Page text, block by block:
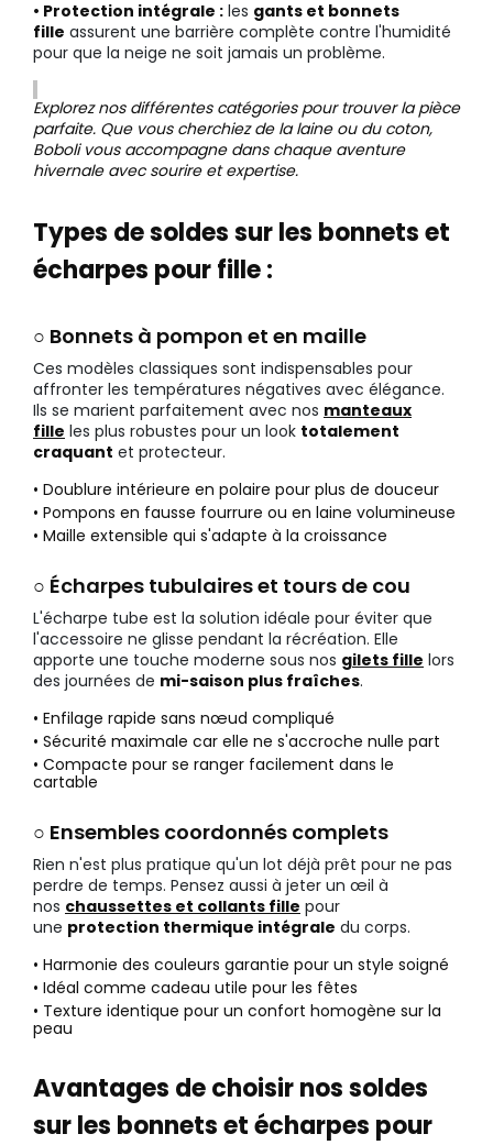
• Protection intégrale : les gants et bonnets
fille assurent une barrière complète contre l'humidité
pour que la neige ne soit jamais un problème.
Explorez nos différentes catégories pour trouver la pièce
parfaite. Que vous cherchiez de la laine ou du coton,
Boboli vous accompagne dans chaque aventure
hivernale avec sourire et expertise.
Types de soldes sur les bonnets et
écharpes pour fille :
○ Bonnets à pompon et en maille
Ces modèles classiques sont indispensables pour
affronter les températures négatives avec élégance.
Ils se marient parfaitement avec nos manteaux
fille les plus robustes pour un look totalement
craquant et protecteur.
• Doublure intérieure en polaire pour plus de douceur
• Pompons en fausse fourrure ou en laine volumineuse
• Maille extensible qui s'adapte à la croissance
○ Écharpes tubulaires et tours de cou
L'écharpe tube est la solution idéale pour éviter que
l'accessoire ne glisse pendant la récréation. Elle
apporte une touche moderne sous nos gilets fille lors
des journées de mi-saison plus fraîches.
• Enfilage rapide sans nœud compliqué
• Sécurité maximale car elle ne s'accroche nulle part
• Compacte pour se ranger facilement dans le
cartable
○ Ensembles coordonnés complets
Rien n'est plus pratique qu'un lot déjà prêt pour ne pas
perdre de temps. Pensez aussi à jeter un œil à
nos chaussettes et collants fille pour
une protection thermique intégrale du corps.
• Harmonie des couleurs garantie pour un style soigné
• Idéal comme cadeau utile pour les fêtes
• Texture identique pour un confort homogène sur la
peau
Avantages de choisir nos soldes
sur les bonnets et écharpes pour